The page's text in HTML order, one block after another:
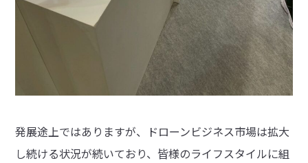
発展途上ではありますが、ドローンビジネス市場は拡大
し続ける状況が続いており、皆様のライフスタイルに組